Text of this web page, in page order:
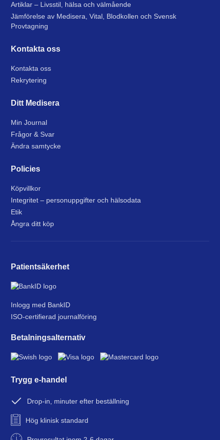
Artiklar – Livsstil, hälsa och välmående
Jämförelse av Medisera, Vital, Blodkollen och Svensk
Provtagning
Kontakta oss
Kontakta oss
Rekrytering
Ditt Medisera
Min Journal
Frågor & Svar
Ändra samtycke
Policies
Köpvillkor
Integritet – personuppgifter och hälsodata
Etik
Ångra ditt köp
Patientsäkerhet
Inlogg med BankID
ISO-certifierad journalföring
Betalningsalternativ
Trygg e-handel
Drop-in, minuter efter beställning
Hög klinisk standard